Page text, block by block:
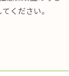
ください。